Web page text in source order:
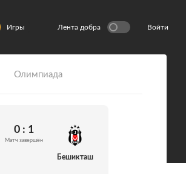
Игры Лента добра Войти
Олимпиада
0 : 1
Матч завершён
Бешикташ